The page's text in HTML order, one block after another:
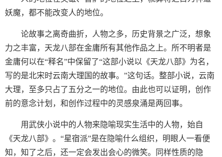
妖魔，都不能改变人的地位。
论故事之离奇曲折，人物之多，历史背景之广泛，想象
力之丰富，天龙八部在金庸所有其他作品之上。所不明者是
金庸何以在“释名”中保留了“这部小说以《天龙八部》为名，
写的是北宋时云南大理国的故事。”这句话。整部小说，云南
大理，至多只占了五分之一的地位。由此也可以证明，创作
前的意念计划，和创作过程中的灵感泉涌是两回事。
用武侠小说中的人物来隐喻现实生活中的人物，始自
《天龙八部》。“星宿派”是在隐喻什么组织，明眼人一看便
知，知了之后，还一定会发出会心的微笑。同样性质的隐